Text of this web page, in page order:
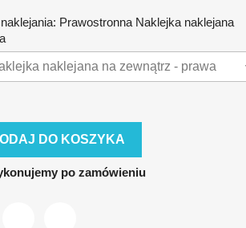
Prawostronna Naklejka naklejana
DO KOSZYKA
po zamówieniu